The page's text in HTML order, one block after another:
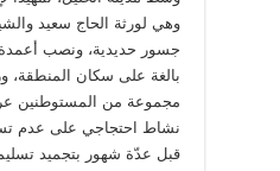
وهي لورثة الحاج سعيد
بالغة على سكان المنطقة،
مجموعة من المستوطنين
نشاط احتجاجي على عدم
قبل عدّة شهور بتجميد